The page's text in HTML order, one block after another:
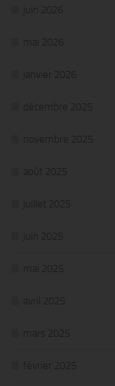
juin 2026
mai 2026
janvier 2026
décembre 2025
novembre 2025
août 2025
juillet 2025
juin 2025
mai 2025
avril 2025
mars 2025
février 2025